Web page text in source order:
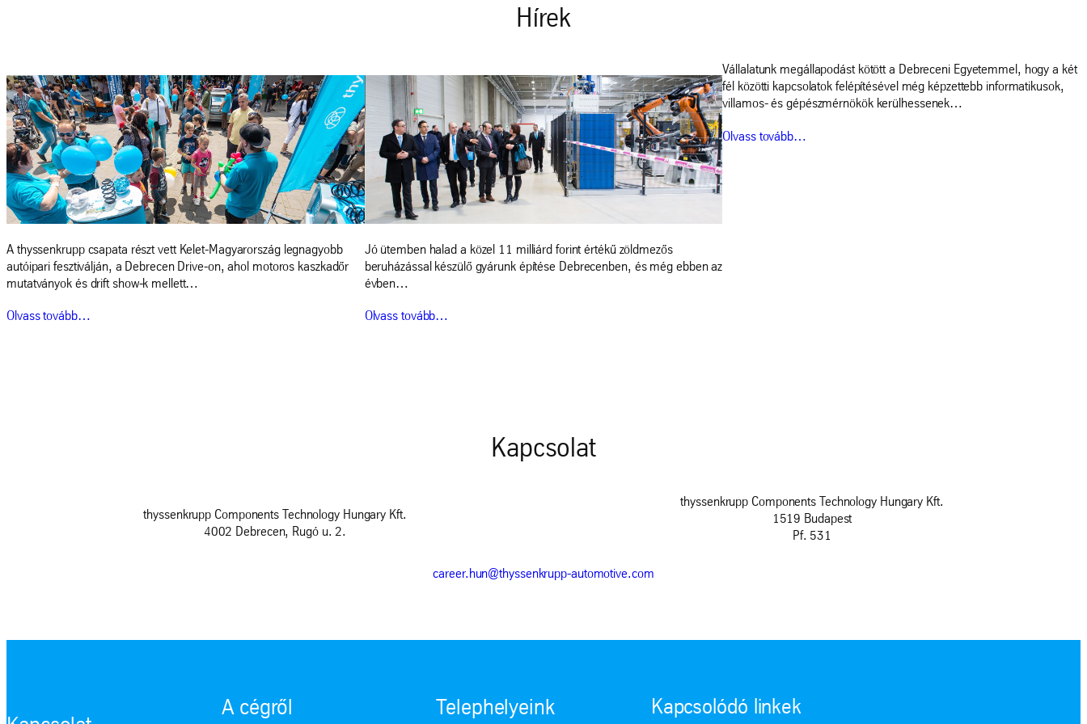
Hírek
A thyssenkrupp csapata részt vett Kelet-Magyarország legnagyobb
autóipari fesztiválján, a Debrecen Drive-on, ahol motoros kaszkadőr
mutatványok és drift show-k mellett…
Olvass tovább…
Jó ütemben halad a közel 11 milliárd forint értékű zöldmezős
beruházással készülő gyárunk építése Debrecenben, és még ebben az
évben…
Olvass tovább…
Vállalatunk megállapodást kötött a Debreceni Egyetemmel, hogy a két
fél közötti kapcsolatok felépítésével még képzettebb informatikusok,
villamos- és gépészmérnökök kerülhessenek…
Olvass tovább…
Kapcsolat
thyssenkrupp Components Technology Hungary Kft.
4002 Debrecen, Rugó u. 2.
thyssenkrupp Components Technology Hungary Kft.
1519 Budapest
Pf. 531
career.hun@thyssenkrupp-automotive.com
A cégről Telephelyeink Kapcsolódó linkek